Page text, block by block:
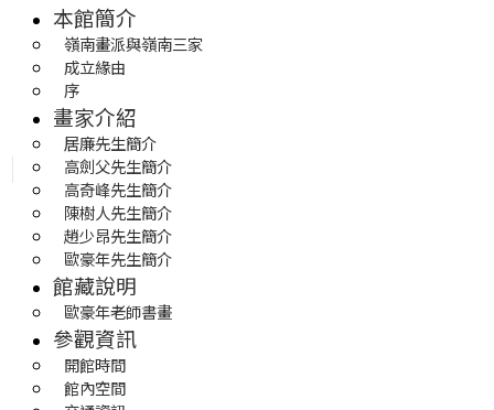
本館簡介
嶺南畫派與嶺南三家
成立緣由
序
畫家介紹
居廉先生簡介
高劍父先生簡介
高奇峰先生簡介
陳樹人先生簡介
趙少昂先生簡介
歐豪年先生簡介
館藏說明
歐豪年老師書畫
參觀資訊
開館時間
館內空間